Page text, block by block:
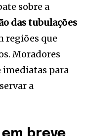
sobre a
das tubulações
regiões que
Moradores
imediatas para
a